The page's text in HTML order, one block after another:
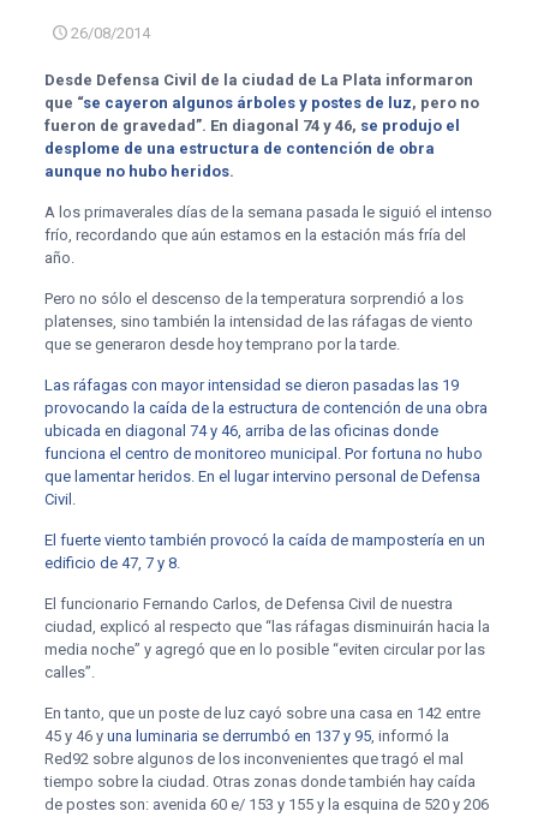
26/08/2014
Desde Defensa Civil de la ciudad de La Plata informaron
que “se cayeron algunos árboles y postes de luz, pero no
fueron de gravedad”. En diagonal 74 y 46, se produjo el
desplome de una estructura de contención de obra
aunque no hubo heridos.
A los primaverales días de la semana pasada le siguió el intenso
frío, recordando que aún estamos en la estación más fría del
año.
Pero no sólo el descenso de la temperatura sorprendió a los
platenses, sino también la intensidad de las ráfagas de viento
que se generaron desde hoy temprano por la tarde.
Las ráfagas con mayor intensidad se dieron pasadas las 19
provocando la caída de la estructura de contención de una obra
ubicada en diagonal 74 y 46, arriba de las oficinas donde
funciona el centro de monitoreo municipal. Por fortuna no hubo
que lamentar heridos. En el lugar intervino personal de Defensa
Civil.
El fuerte viento también provocó la caída de mampostería en un
edificio de 47, 7 y 8.
El funcionario Fernando Carlos, de Defensa Civil de nuestra
ciudad, explicó al respecto que “las ráfagas disminuirán hacia la
media noche” y agregó que en lo posible “eviten circular por las
calles”.
En tanto, que un poste de luz cayó sobre una casa en 142 entre
45 y 46 y una luminaria se derrumbó en 137 y 95, informó la
Red92 sobre algunos de los inconvenientes que tragó el mal
tiempo sobre la ciudad. Otras zonas donde también hay caída
de postes son: avenida 60 e/ 153 y 155 y la esquina de 520 y 206